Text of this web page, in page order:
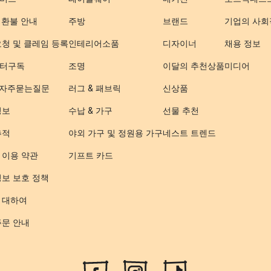
불 안내
및 클레임 등록
구독
주묻는질문
용 약관
보호 정책
하여
안내
주방
인테리어소품
조명
러그 & 패브릭
수납 & 가구
야외 가구 및 정원용 가구
기프트 카드
브랜드
디자이너
이달의 추천상품
신상품
선물 추천
네스트 트렌드
기업의 사
채용 정보
미디어